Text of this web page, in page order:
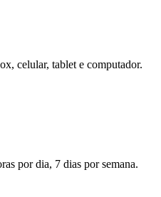
celular, tablet e computador.
por dia, 7 dias por semana.